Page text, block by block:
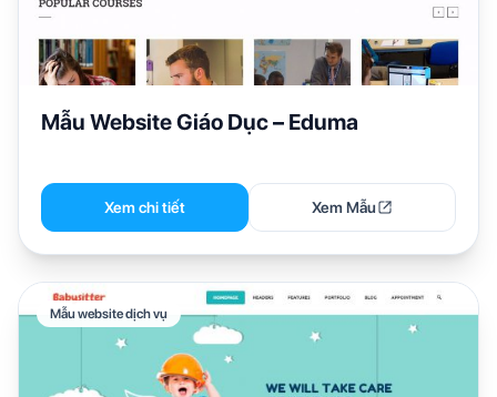
Mẫu Website Giáo Dục – Eduma
Xem chi tiết Xem Mẫu
Mẫu website dịch vụ